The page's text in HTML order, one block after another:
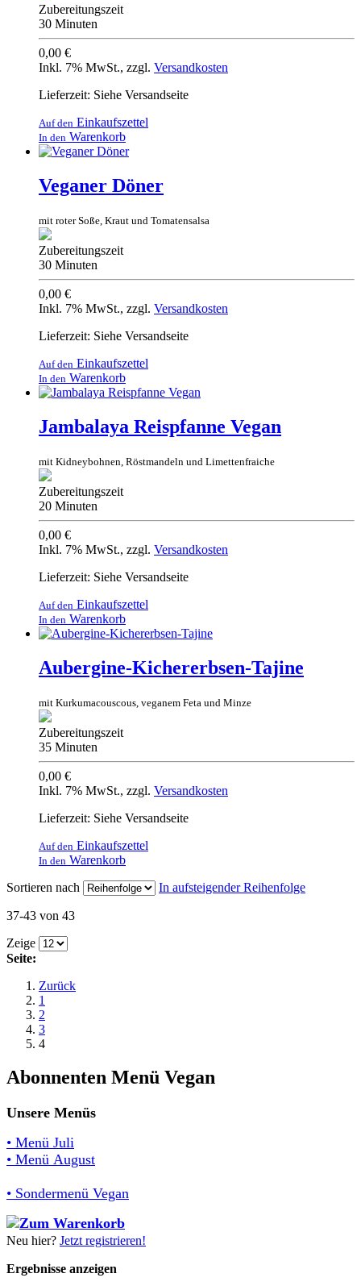
Zubereitungszeit
30 Minuten
0,00 €
Inkl. 7% MwSt., zzgl. Versandkosten
Lieferzeit: Siehe Versandseite
Auf den Einkaufszettel
In den Warenkorb
Veganer Döner
mit roter Soße, Kraut und Tomatensalsa
Zubereitungszeit
30 Minuten
0,00 €
Inkl. 7% MwSt., zzgl. Versandkosten
Lieferzeit: Siehe Versandseite
Auf den Einkaufszettel
In den Warenkorb
Jambalaya Reispfanne Vegan
mit Kidneybohnen, Röstmandeln und Limettenfraiche
Zubereitungszeit
20 Minuten
0,00 €
Inkl. 7% MwSt., zzgl. Versandkosten
Lieferzeit: Siehe Versandseite
Auf den Einkaufszettel
In den Warenkorb
Aubergine-Kichererbsen-Tajine
mit Kurkumacouscous, veganem Feta und Minze
Zubereitungszeit
35 Minuten
0,00 €
Inkl. 7% MwSt., zzgl. Versandkosten
Lieferzeit: Siehe Versandseite
Auf den Einkaufszettel
In den Warenkorb
Sortieren nach
In aufsteigender Reihenfolge
37-43 von 43
Zeige
Seite:
Zurück
1
2
3
4
Abonnenten Menü Vegan
Unsere Menüs
• Menü Juli
• Menü August
• Sondermenü Vegan
Neu hier? Jetzt registrieren!
Ergebnisse anzeigen